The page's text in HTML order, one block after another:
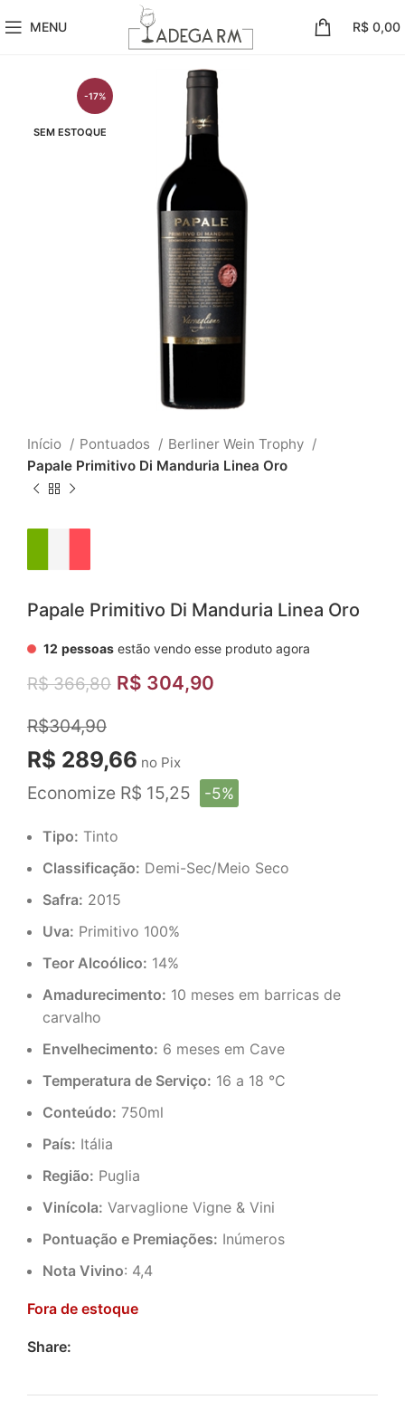
MENU R$ 0,00
-17%
SEM ESTOQUE
Início Pontuados
Berliner Wein Trophy
Papale Primitivo Di Manduria Linea Oro
Papale Primitivo Di Manduria Linea Oro
12 pessoas estão vendo esse produto agora
R$366,80 R$ 304,90
R$304,90
R$ 289,66 no Pix
Economize R$ 15,25 -5%
Tipo: Tinto
Classificação: Demi-Sec/Meio Seco
Safra: 2015
Uva: Primitivo 100%
Teor Alcoólico: 14%
Amadurecimento: 10 meses em barricas de
carvalho
Envelhecimento: 6 meses em Cave
Temperatura de Serviço: 16 a 18 °C
Conteúdo: 750ml
País: Itália
Região: Puglia
Vinícola: Varvaglione Vigne & Vini
Pontuação e Premiações: Inúmeros
Nota Vivino: 4,4
Fora de estoque
Share: